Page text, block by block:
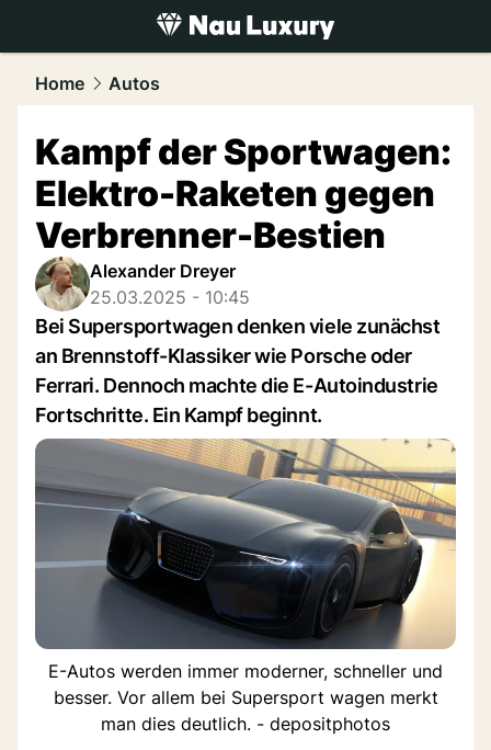
luxury.NAU.ch
Home Autos
Kampf der Sportwagen:
Elektro-Raketen gegen
Verbrenner-Bestien
Alexander Dreyer
25.03.2025 - 10:45
Bei Supersportwagen denken viele zunächst
an Brennstoff-Klassiker wie Porsche oder
Ferrari. Dennoch machte die E-Autoindustrie
Fortschritte. Ein Kampf beginnt.
E-Autos werden immer moderner, schneller und
besser. Vor allem bei Supersport wagen merkt
man dies deutlich. - depositphotos